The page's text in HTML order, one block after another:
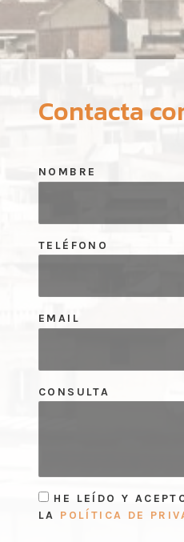
Contacta
NOMBRE
TELÉFONO
EMAIL
CONSULTA
HE LEÍDO Y
LA POLÍTICA DE